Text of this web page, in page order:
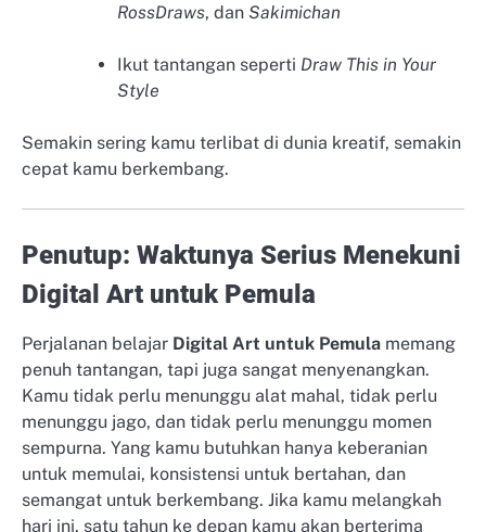
RossDraws, dan Sakimichan
Ikut tantangan seperti Draw This in Your
Style
Semakin sering kamu terlibat di dunia kreatif, semakin
cepat kamu berkembang.
Penutup: Waktunya Serius Menekuni
Digital Art untuk Pemula
Perjalanan belajar Digital Art untuk Pemula memang
penuh tantangan, tapi juga sangat menyenangkan.
Kamu tidak perlu menunggu alat mahal, tidak perlu
menunggu jago, dan tidak perlu menunggu momen
sempurna. Yang kamu butuhkan hanya keberanian
untuk memulai, konsistensi untuk bertahan, dan
semangat untuk berkembang. Jika kamu melangkah
hari ini, satu tahun ke depan kamu akan berterima